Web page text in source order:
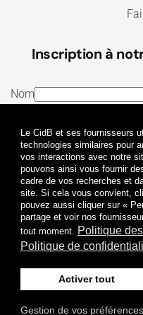
Le CidB et ses fournisseurs
technologies similaires pour
vos interactions avec notre
pouvons ainsi vous fournir
cadre de vos recherches et
site. Si cela vous convient,
pouvez aussi cliquer sur «
partage et voir nos
tout moment. Politique
Politique de
Activer tout
Gestion de vos
Inscription à
Nom
J’ai lu et j’accepte les
Politique de confidentialité
Je m'abonne